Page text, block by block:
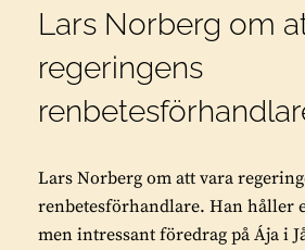
Lars Norberg om
regeringens
Lars Norberg om att vara
renbetesförhandlare. Han håller
men intressant föredrag på Ája i